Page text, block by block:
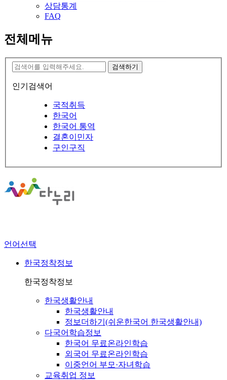
상담통계
FAQ
전체메뉴
검색하기
인기검색어
국적취득
한국어
한국어 통역
결혼이민자
구인구직
언어선택
한국정착정보
한국정착정보
한국생활안내
한국생활안내
정보더하기(쉬운한국어 한국생활안내)
다국어학습정보
한국어 무료온라인학습
외국어 무료온라인학습
이중언어 부모·자녀학습
교육취업 정보